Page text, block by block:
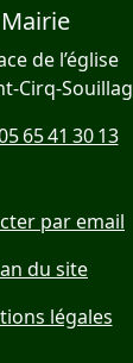
Mairie
de l’église
Cirq-
65 41 30 13
par email
du site
légales